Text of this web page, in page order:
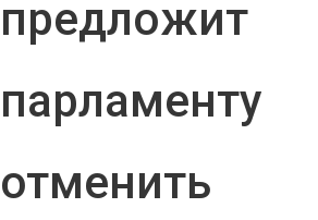
предложит
парламенту
отменить